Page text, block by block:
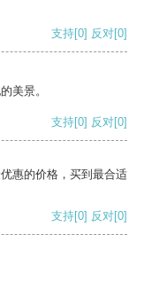
支持[0] 反对[0]
美景。
支持[0] 反对[0]
惠的价格，买到最合适
支持[0] 反对[0]